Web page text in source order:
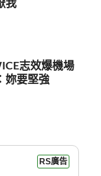
志效爆機場
要堅強
RS廣告